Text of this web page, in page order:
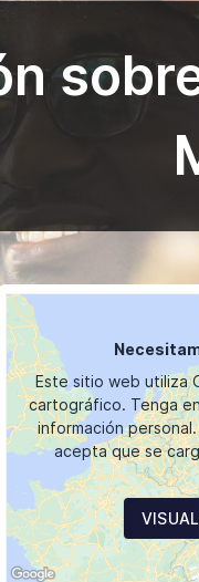
Este sitio web utiliza
cartográfico. Tenga
información
acepta que se